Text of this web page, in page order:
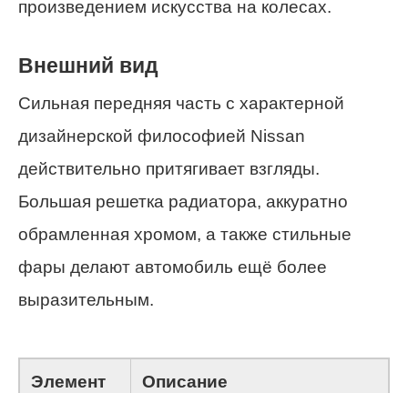
произведением искусства на колесах.
Внешний вид
Сильная передняя часть с характерной
дизайнерской философией Nissan
действительно притягивает взгляды.
Большая решетка радиатора, аккуратно
обрамленная хромом, а также стильные
фары делают автомобиль ещё более
выразительным.
Элемент Описание